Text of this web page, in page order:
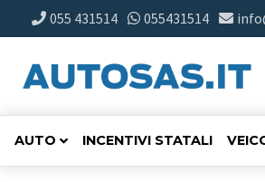
055 431514 055431514
AUTO INCENTIVI STATALI